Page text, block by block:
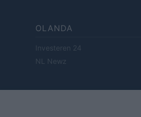
OLANDA
Investeren 24
NL Newz